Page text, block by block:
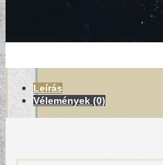
Leírás
Vélemények (0)